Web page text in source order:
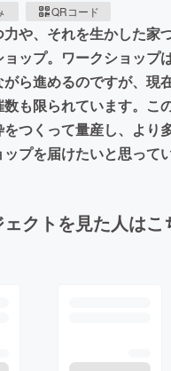
QRコード
力や、それを生かした家
ョップ。ワークショップ
ら進めるのですが、現
も限られています。こ
つくって量産し、より
プを届けたいと思って
クトを見た人は